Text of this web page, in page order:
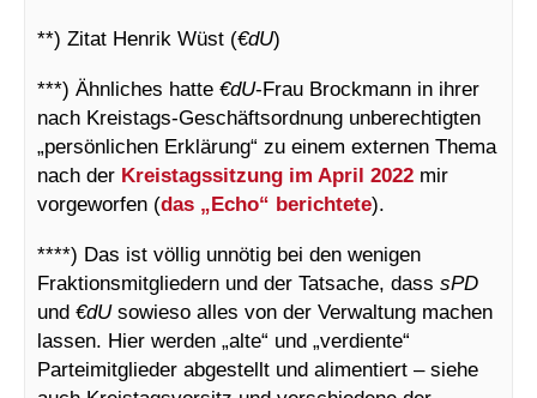
**) Zitat Henrik Wüst (€dU)
***) Ähnliches hatte €dU-Frau Brockmann in ihrer
nach Kreistags-Geschäftsordnung unberechtigten
„persönlichen Erklärung“ zu einem externen Thema
nach der Kreistagssitzung im April 2022 mir
vorgeworfen (das „Echo“ berichtete).
****) Das ist völlig unnötig bei den wenigen
Fraktionsmitgliedern und der Tatsache, dass sPD
und €dUsowieso alles von der Verwaltung machen
lassen. Hier werden „alte“ und „verdiente“
Parteimitglieder abgestellt und alimentiert – siehe